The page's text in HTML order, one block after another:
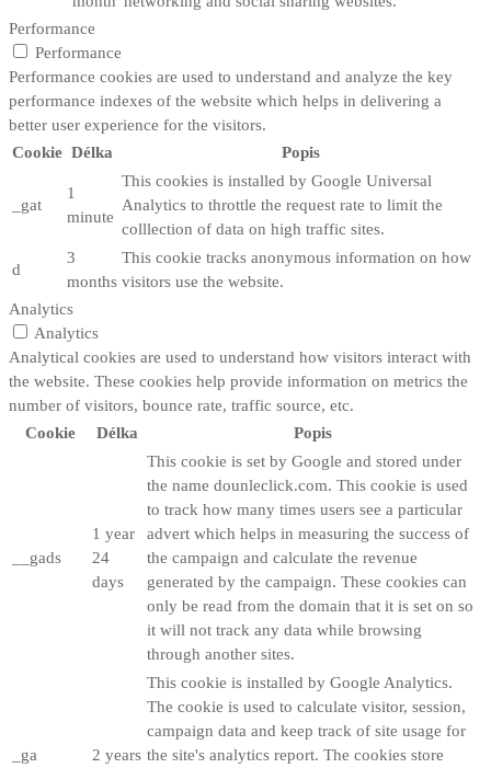
Performance
Performance
Performance cookies are used to understand and analyze the key
performance indexes of the website which helps in delivering a
better user experience for the visitors.
Cookie Délka Popis
_gat
1
minute
This cookies is installed by Google Universal
Analytics to throttle the request rate to limit the
colllection of data on high traffic sites.
d
3
months
This cookie tracks anonymous information on how
visitors use the website.
Analytics
Analytics
Analytical cookies are used to understand how visitors interact with
the website. These cookies help provide information on metrics the
number of visitors, bounce rate, traffic source, etc.
Cookie
Délka Popis
__gads
1 year
24
days
This cookie is set by Google and stored under
the name dounleclick.com. This cookie is used
to track how many times users see a particular
advert which helps in measuring the success of
the campaign and calculate the revenue
generated by the campaign. These cookies can
only be read from the domain that it is set on so
it will not track any data while browsing
through another sites.
_ga 2 years
This cookie is installed by Google Analytics.
The cookie is used to calculate visitor, session,
campaign data and keep track of site usage for
the site's analytics report. The cookies store